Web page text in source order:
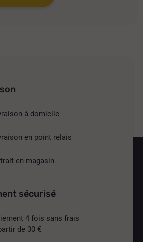
à domicile
en point relais
en magasin
sécurisé
4 fois sans frais
de 30 €